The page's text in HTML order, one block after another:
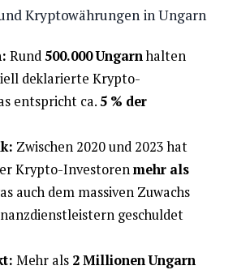
Kryptowährungen in Ungarn
Rund500.000 Ungarnhalten
deklarierte Krypto-
entspricht ca.5 % der
Zwischen 2020 und 2023 hat
Krypto-Investorenmehr als
auch dem massiven Zuwachs
geschuldet
Mehr als 2 Millionen Ungarn